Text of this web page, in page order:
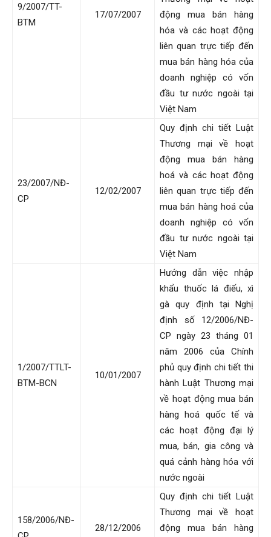
9/2007/TT-
BTM
17/07/2007
động mua bán hàng
hóa và các hoạt động
liên quan trực tiếp đến
mua bán hàng hóa của
doanh nghiệp có vốn
đầu tư nước ngoài tại
Việt Nam
23/2007/NĐ-
CP
12/02/2007
Quy định chi tiết Luật
Thương mại về hoạt
động mua bán hàng
hoá và các hoạt động
liên quan trực tiếp đến
mua bán hàng hoá của
doanh nghiệp có vốn
đầu tư nước ngoài tại
Việt Nam
1/2007/TTLT-
BTM-BCN
10/01/2007
Hướng dẫn việc nhập
khẩu thuốc lá điếu, xì
gà quy định tại Nghị
định số 12/2006/NĐ-
CP ngày 23 tháng 01
năm 2006 của Chính
phủ quy định chi tiết thi
hành Luật Thương mại
về hoạt động mua bán
hàng hoá quốc tế và
các hoạt động đại lý
mua, bán, gia công và
quá cảnh hàng hóa với
nước ngoài
158/2006/NĐ-
28/12/2006
Quy định chi tiết Luật
Thương mại về hoạt
động mua bán hàng